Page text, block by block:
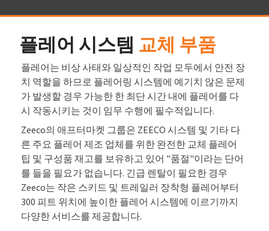
플레어 시스템 교체 부품
플레어는 비상 사태와 일상적인 작업 모두에서 안전 장
치 역할을 하므로 플레어링 시스템에 예기치 않은 문제
가 발생할 경우 가능한 한 최단 시간 내에 플레어를 다
시 작동시키는 것이 임무 수행에 필수적입니다.
Zeeco의 애프터마켓 그룹은 ZEECO 시스템 및 기타 다
른 주요 플레어 제조 업체를 위한 완전한 교체 플레어
팁 및 구성품 재고를 보유하고 있어 "품절"이라는 단어
를 들을 필요가 없습니다. 긴급 렌탈이 필요한 경우
Zeeco는 작은 스키드 및 트레일러 장착형 플레어부터
300 피트 위치에 높이한 플레어 시스템에 이르기까지
다양한 서비스를 제공합니다.